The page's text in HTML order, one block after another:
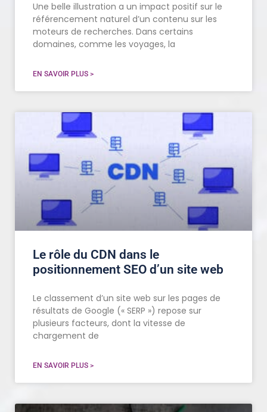
Une belle illustration a un impact positif sur le
référencement naturel d’un contenu sur les
moteurs de recherches. Dans certains
domaines, comme les voyages, la
EN SAVOIR PLUS >
Le rôle du CDN dans le
positionnement SEO d’un site web
Le classement d’un site web sur les pages de
résultats de Google (« SERP ») repose sur
plusieurs facteurs, dont la vitesse de
chargement de
EN SAVOIR PLUS >